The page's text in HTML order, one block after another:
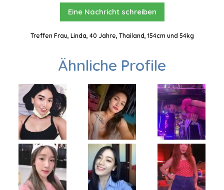
Eine Nachricht schreiben
Treffen Frau, Linda, 40 Jahre, Thailand, 154cm und 54kg
Ähnliche Profile